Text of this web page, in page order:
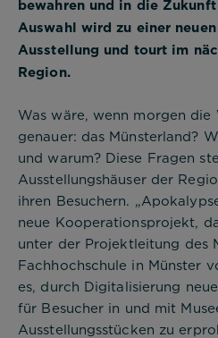
bewahren und in die
Auswahl wird zu einer
Ausstellung und tourt im
Region.
Was wäre, wenn morgen die
genauer: das Münsterland?
und warum? Diese Fragen
Ausstellungshäuser der
ihren Besuchern.
neue Kooperationsprojekt,
unter der Projektleitung des
Fachhochschule in Münster
es, durch Digitalisierung
für Besucher in und mit
Ausstellungsstücken zu